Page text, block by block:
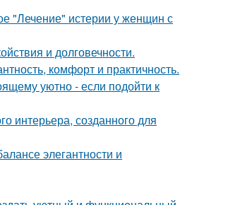
"Лечение" истерии у женщин с
и долговечности.
комфорт и практичность.
уютно - если подойти к
интерьера, созданного для
элегантности и